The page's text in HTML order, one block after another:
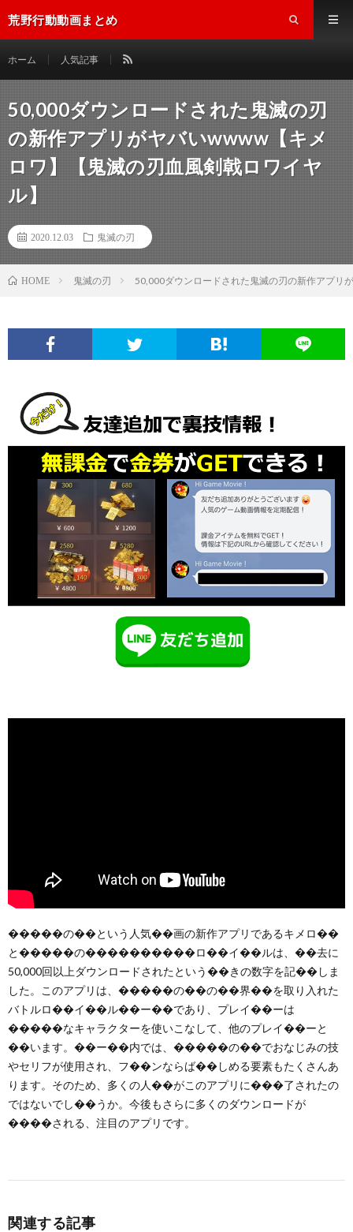
荒野行動動画まとめ
ホーム 人気記事
50,000ダウンロードされた鬼滅の刃
の新作アプリがヤバいwwww【キメ
ロワ】【鬼滅の刃血風剣戟ロワイヤ
ル】
2020.12.03 鬼滅の刃
HOME 鬼滅の刃 50,000ダウンロードされた鬼滅の刃の新作アプリ
�����の��という人気��画の新作アプリであるキメロ��
と�����の����������ロ��イ��ルは、��去に
50,000回以上ダウンロードされたという��きの数字を記��しま
した。このアプリは、�����の��の��界��を取り入れた
バトルロ��イ��ル��ー��であり、プレイ��ーは
�����なキャラクターを使いこなして、他のプレイ��ーと
��います。��ー��内では、�����の��でおなじみの技
やセリフが使用され、フ��ンならば��しめる要素もたくさんあ
ります。そのため、多くの人��がこのアプリに���了されたの
ではないでし��うか。今後もさらに多くのダウンロードが
����される、注目のアプリです。
関連する記事